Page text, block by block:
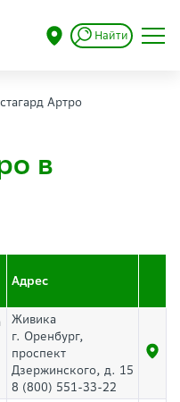
Найти
Артро
в
Адрес
Живика
г. Оренбург,
проспект
Дзержинского, д. 15
8 (800) 551-33-22